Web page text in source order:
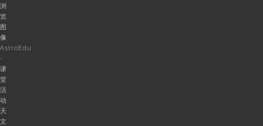
浏
览
图
像
AstroEdu
-
课
堂
活
动
天
文